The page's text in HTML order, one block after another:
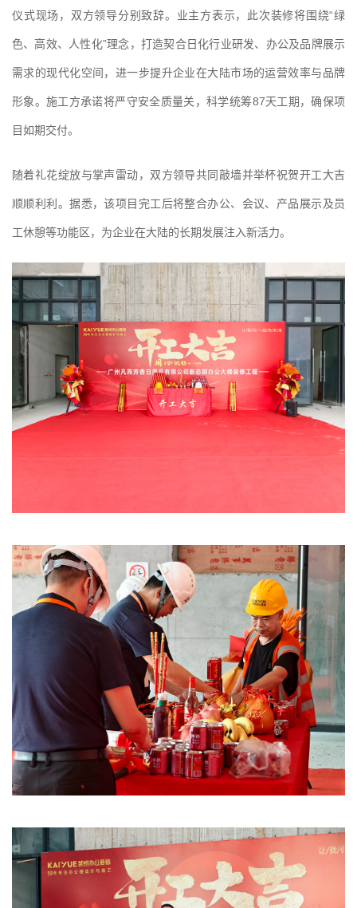
仪式现场，双方领导分别致辞。业主方表示，此次装修将围绕“绿
色、高效、人性化”理念，打造契合日化行业研发、办公及品牌展示
需求的现代化空间，进一步提升企业在大陆市场的运营效率与品牌
形象。施工方承诺将严守安全质量关，科学统筹87天工期，确保项
目如期交付。
随着礼花绽放与掌声雷动，双方领导共同敲墙并举杯祝贺开工大吉
顺顺利利。据悉，该项目完工后将整合办公、会议、产品展示及员
工休憩等功能区，为企业在大陆的长期发展注入新活力。